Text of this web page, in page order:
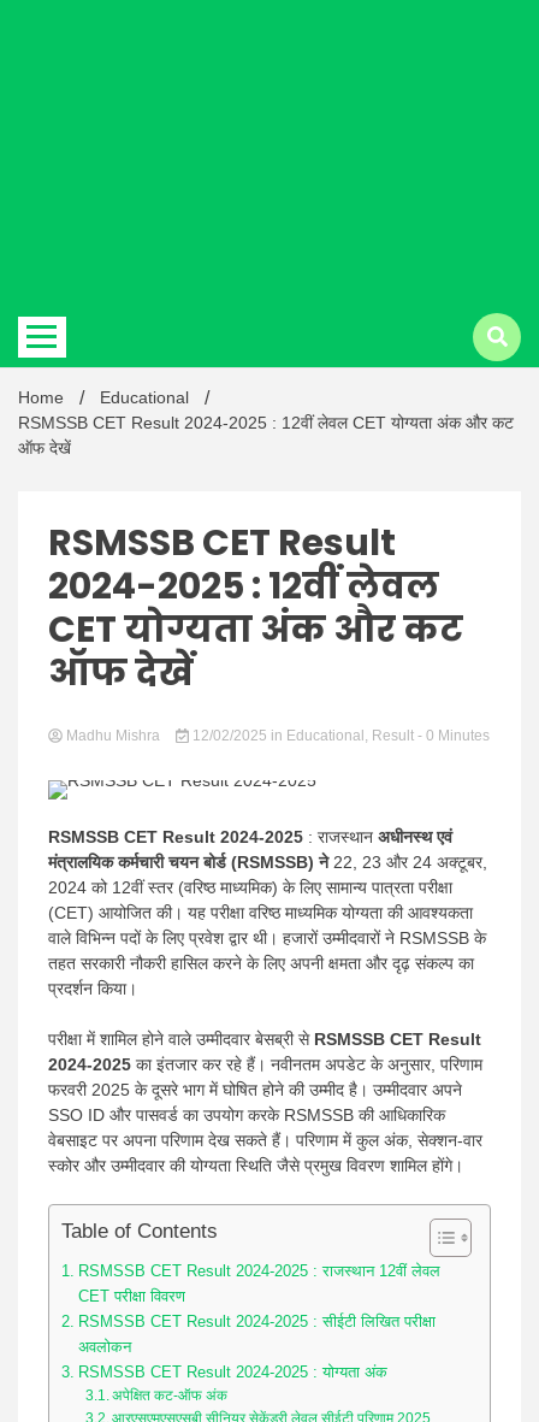
Latest
Hindi
News
Home
Educational
RSMSSB CET Result 2024-2025 : 12वीं लेवल CET योग्यता अंक और कट
ऑफ देखें
RSMSSB CET Result
2024-2025 : 12वीं लेवल
CET योग्यता अंक और कट
ऑफ देखें
Madhu Mishra 12/02/2025 in Educational , Result - 0 Minutes
RSMSSB CET Result 2024-2025 : राजस्थान अधीनस्थ एवं
मंत्रालयिक कर्मचारी चयन बोर्ड (RSMSSB) ने22, 23 और 24 अक्टूबर,
2024 को 12वीं स्तर (वरिष्ठ माध्यमिक) के लिए सामान्य पात्रता परीक्षा
(CET) आयोजित की। यह परीक्षा वरिष्ठ माध्यमिक योग्यता की आवश्यकता
वाले विभिन्न पदों के लिए प्रवेश द्वार थी। हजारों उम्मीदवारों ने RSMSSB के
तहत सरकारी नौकरी हासिल करने के लिए अपनी क्षमता और दृढ़ संकल्प का
प्रदर्शन किया।
परीक्षा में शामिल होने वाले उम्मीदवार बेसब्री से RSMSSB CET Result
2024-2025 का इंतजार कर रहे हैं। नवीनतम अपडेट के अनुसार, परिणाम
फरवरी 2025 के दूसरे भाग में घोषित होने की उम्मीद है। उम्मीदवार अपने
SSO ID और पासवर्ड का उपयोग करके RSMSSB की आधिकारिक
वेबसाइट पर अपना परिणाम देख सकते हैं। परिणाम में कुल अंक, सेक्शन-वार
स्कोर और उम्मीदवार की योग्यता स्थिति जैसे प्रमुख विवरण शामिल होंगे।
Table of Contents
RSMSSB CET Result 2024-2025 : राजस्थान 12वीं लेवल
CET परीक्षा विवरण
RSMSSB CET Result 2024-2025 : सीईटी लिखित परीक्षा
अवलोकन
RSMSSB CET Result 2024-2025 : योग्यता अंक
अपेक्षित कट-ऑफ अंक
आरएसएमएसएसबी सीनियर सेकेंडरी लेवल सीईटी परिणाम 2025